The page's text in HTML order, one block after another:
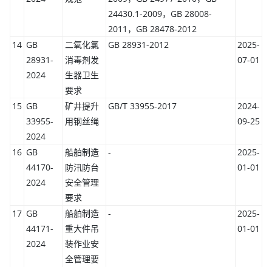
24430.1-2009，GB 28008-
2011，GB 28478-2012
14 GB
28931-
2024
二氧化氯
消毒剂发
生器卫生
要求
GB 28931-2012
2025-
07-01
15 GB
33955-
2024
矿井提升
用钢丝绳
GB/T 33955-2017
2024-
09-25
16 GB
44170-
2024
船舶制造
防汛防台
安全管理
要求
-
2025-
01-01
17 GB
44171-
2024
船舶制造
重大件吊
装作业安
全管理要
-
2025-
01-01